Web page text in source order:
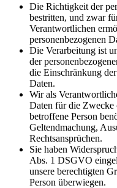
Die Richtigkeit der
bestritten, und zwar
Verantwortlichen
personenbezogenen
Die Verarbeitung ist
der
die Einschränkung
Daten.
Wir als
Daten für die Zwecke
betroffene Person
Geltendmachung,
Rechtsansprüchen.
Sie haben
Abs. 1 DSGVO
unsere berechtigten
Person überwiegen.